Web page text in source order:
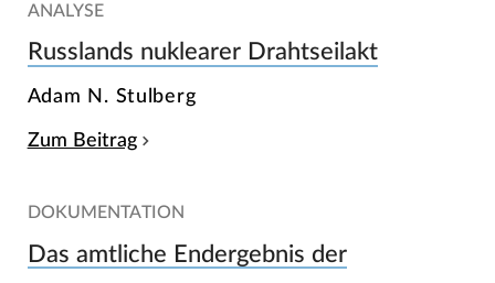
ANALYSE
Russlands nuklearer Drahtseilakt
Adam N. Stulberg
Zum Beitrag
DOKUMENTATION
Das amtliche Endergebnis der